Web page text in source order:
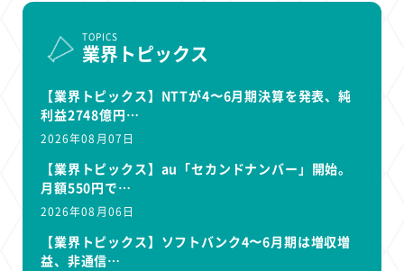
TOPICS
業界トピックス
【業界トピックス】NTTが4〜6月期決算を発表、純
利益2748億円…
2026年08月07日
【業界トピックス】au「セカンドナンバー」開始。
月額550円で…
2026年08月06日
【業界トピックス】ソフトバンク4〜6月期は増収増
益、非通信…